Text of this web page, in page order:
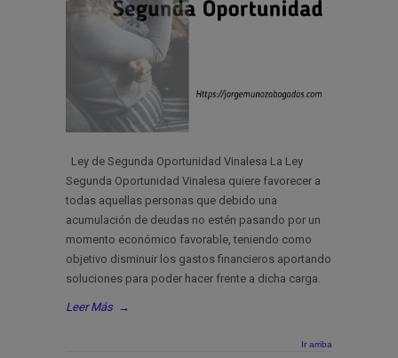
Ley de Segunda Oportunidad Vinalesa La Ley
Segunda Oportunidad Vinalesa quiere favorecer a
todas aquellas personas que debido una
acumulación de deudas no estén pasando por un
momento económico favorable, teniendo como
objetivo disminuir los gastos financieros aportando
soluciones para poder hacer frente a dicha carga.
Leer Más →
Ir arriba